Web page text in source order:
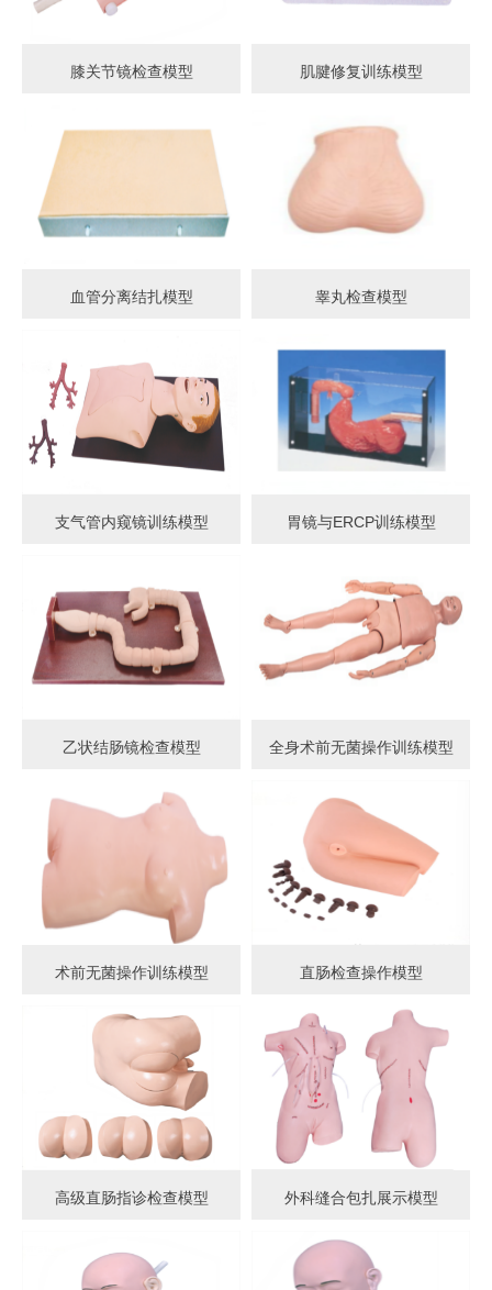
膝关节镜检查模型 肌腱修复训练模型
血管分离结扎模型 睾丸检查模型
支气管内窥镜训练模型 胃镜与ERCP训练模型
乙状结肠镜检查模型 全身术前无菌操作训练模型
术前无菌操作训练模型 直肠检查操作模型
高级直肠指诊检查模型 外科缝合包扎展示模型